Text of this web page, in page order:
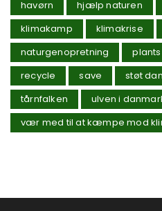
havørn hjælp naturen
klimakamp
klimakrise
naturgenopretning
plants
recycle
save
støt
tårnfalken
ulven i
vær med til at kæmpe mod